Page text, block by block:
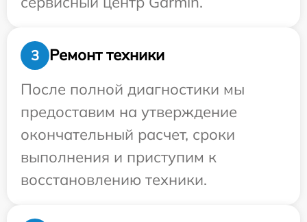
3
Ремонт техники
После полной диагностики мы
предоставим на утверждение
окончательный расчет, сроки
выполнения и приступим к
восстановлению техники.